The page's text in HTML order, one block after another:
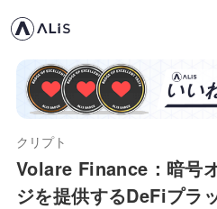
クリプト
Volare Finance：暗号
ジを提供するDeFiプラ